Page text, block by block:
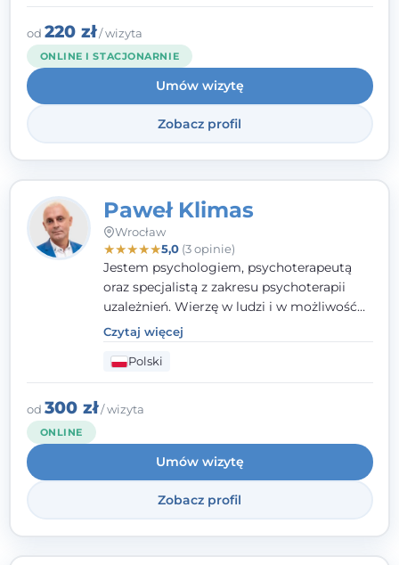
bezpieczeństwa, zrozumienia oraz wolności
w wyrażaniu swojego zdania. Kieruję się
etyką zawodową, wierząc, że każdy
człowiek powinien otrzymać wsparcie i
pomoc, by poradzić sobie ze swoimi
problemami.
od 220 zł/ wizyta
ONLINE I STACJONARNIE
Umów wizytę
Zobacz profil
Paweł Klimas
Wrocław
★★★★★5,0(3 opinie)
Jestem psychologiem, psychoterapeutą
oraz specjalistą z zakresu psychoterapii
uzależnień. Wierzę w ludzi i w możliwość
wprowadzenia zmian w ich życiu. Bardzo
często przekonuje się o tym, że każdy z nas,
w tym Ty i ja, ma wpływ na swoje
szczęście. Należy uwierzyć w siebie i działać
w obranym kierunku.
Czytaj więcej
Polski
od 300 zł/ wizyta
ONLINE
Umów wizytę
Zobacz profil